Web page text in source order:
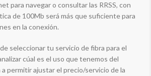
para navegar o consultar las RRSS, con
de 100Mb será más que suficiente para
en la conexión.
seleccionar tu servicio de fibra para el
cúal es el uso que tenemos del
a permitir ajustar el precio/servicio de la